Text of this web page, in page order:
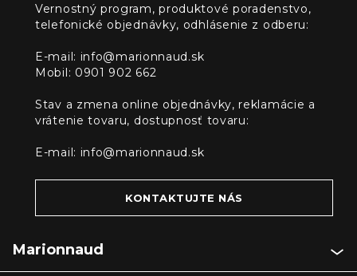
Vernostný program, produktové poradenstvo,
telefonické objednávky, odhlásenie z odberu:
E-mail: info@marionnaud.sk
Mobil: 0901 902 662
Stav a zmena online objednávky, reklamácie a
vrátenie tovaru, dostupnosť tovaru:
E-mail: info@marionnaud.sk
KONTAKTUJTE NÁS
Marionnaud